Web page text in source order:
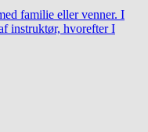
familie eller venner. I
instruktør, hvorefter I